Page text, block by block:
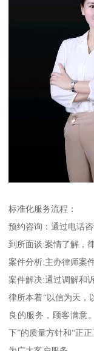
标准化服务流程：
预约咨询：通过电话
到所面谈:案情了解，
案件分析:主办律师案
案件解决:通过调解和
律所本着“以信为天，
良的服务，顾客满意
下”的质量方针和“正